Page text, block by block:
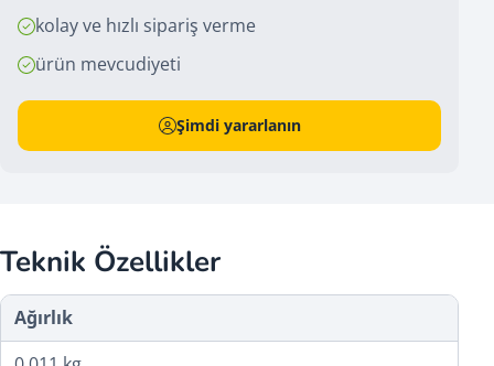
kolay ve hızlı sipariş verme
ürün mevcudiyeti
Şimdi yararlanın
Teknik Özellikler
Ağırlık